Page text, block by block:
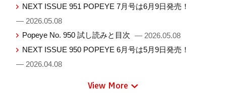
NEXT ISSUE 951 POPEYE 7月号は6月9日発売！
— 2026.05.08
Popeye No. 950 試し読みと目次 — 2026.05.08
NEXT ISSUE 950 POPEYE 6月号は5月9日発売！
— 2026.04.08
View More